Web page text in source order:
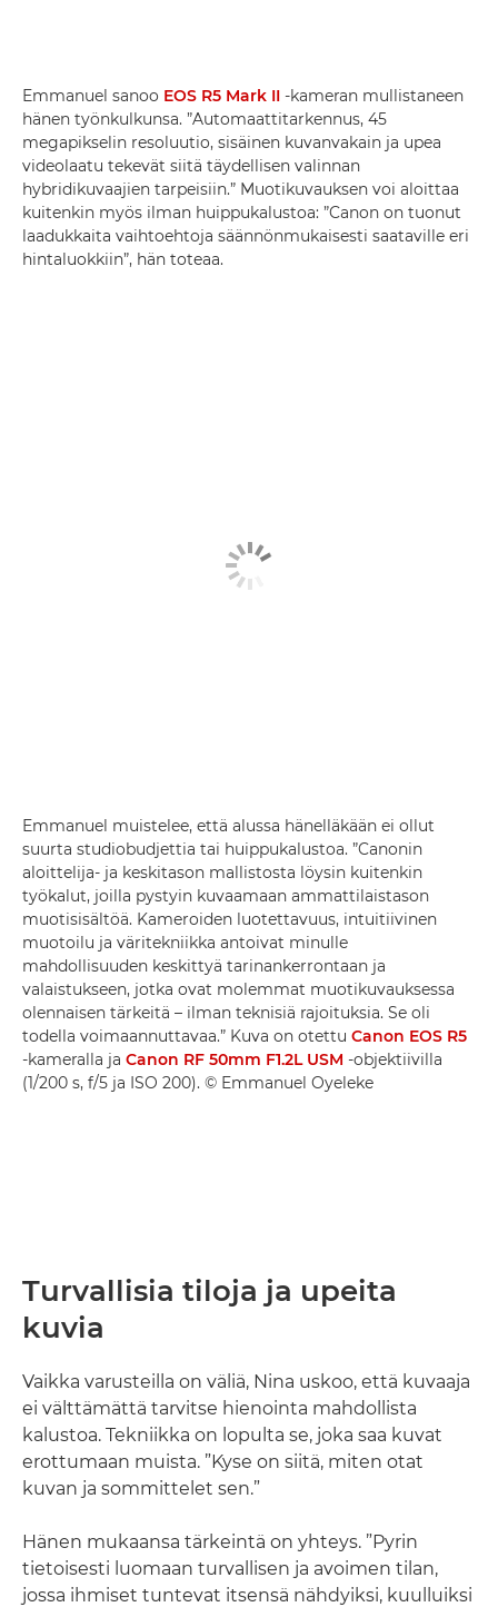
Emmanuel sanoo EOS R5 Mark II -kameran mullistaneen
hänen työnkulkunsa. ”Automaattitarkennus, 45
megapikselin resoluutio, sisäinen kuvanvakain ja upea
videolaatu tekevät siitä täydellisen valinnan
hybridikuvaajien tarpeisiin.” Muotikuvauksen voi aloittaa
kuitenkin myös ilman huippukalustoa: ”Canon on tuonut
laadukkaita vaihtoehtoja säännönmukaisesti saataville eri
hintaluokkiin”, hän toteaa.
Emmanuel muistelee, että alussa hänelläkään ei ollut
suurta studiobudjettia tai huippukalustoa. ”Canonin
aloittelija- ja keskitason mallistosta löysin kuitenkin
työkalut, joilla pystyin kuvaamaan ammattilaistason
muotisisältöä. Kameroiden luotettavuus, intuitiivinen
muotoilu ja väritekniikka antoivat minulle
mahdollisuuden keskittyä tarinankerrontaan ja
valaistukseen, jotka ovat molemmat muotikuvauksessa
olennaisen tärkeitä – ilman teknisiä rajoituksia. Se oli
todella voimaannuttavaa.” Kuva on otettu Canon EOS R5
-kameralla ja Canon RF 50mm F1.2L USM -objektiivilla
(1/200 s, f/5 ja ISO 200). © Emmanuel Oyeleke
Turvallisia tiloja ja upeita
kuvia
Vaikka varusteilla on väliä, Nina uskoo, että kuvaaja
ei välttämättä tarvitse hienointa mahdollista
kalustoa. Tekniikka on lopulta se, joka saa kuvat
erottumaan muista. ”Kyse on siitä, miten otat
kuvan ja sommittelet sen.”
Hänen mukaansa tärkeintä on yhteys. ”Pyrin
tietoisesti luomaan turvallisen ja avoimen tilan,
jossa ihmiset tuntevat itsensä nähdyiksi, kuulluiksi